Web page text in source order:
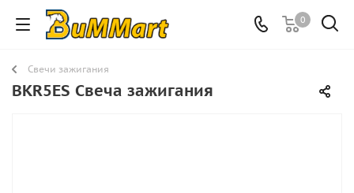
0
Свечи зажигания
BKR5ES Свеча зажигания